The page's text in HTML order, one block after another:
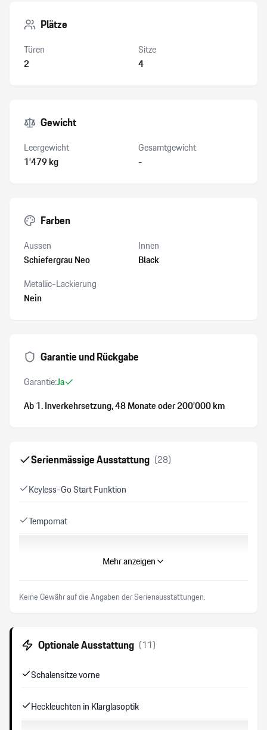
Plätze
Türen
2
Sitze
4
Gewicht
Leergewicht
1’479 kg
Gesamtgewicht
-
Farben
Aussen
Schiefergrau Neo
Innen
Black
Metallic-Lackierung
Nein
Garantie und Rückgabe
Garantie:Ja
Ab 1. Inverkehrsetzung, 48 Monateoder 200’000 km
Serienmässige Ausstattung (28)
Keyless-Go Start Funktion
Tempomat
Keine Gewähr auf die Angaben der Serienausstattungen
ABS Antiblockiersystem
Park-Distanz-Sensor v+h/ Rückfahrkamera/ Surround
Mehr anzeigen
Keine Gewähr auf die Angaben der Serienausstattungen.
Optionale Ausstattung (11)
Schalensitze vorne
Heckleuchten in Klarglasoptik